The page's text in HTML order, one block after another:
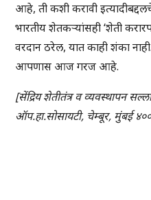
आहे, ती कशी करावी
भारतीय शेतकऱ्यांसही ‘शेती
वरदान ठरेल, यात काही शंका
आपणास आज गरज आहे.
[सेंद्रिय शेतीतंत्र व व्यवस्थापन
ऑप.हा.सोसायटी, चेम्बूर, मुंबई